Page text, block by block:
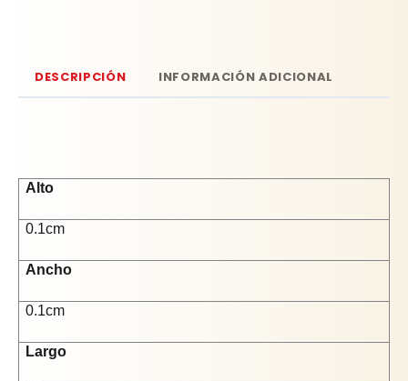
DESCRIPCIÓN INFORMACIÓN ADICIONAL
Alto
0.1cm
Ancho
0.1cm
Largo